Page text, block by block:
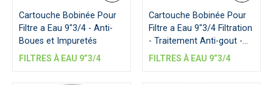
Cartouche Bobinée Pour
Filtre a Eau 9"3/4 - Anti-
Boues et Impuretés
FILTRES À EAU 9”3/4
Cartouche Bobinée Pour
Filtre a Eau 9"3/4 Filtration
- Traitement Anti-gout -
Anti-odeur -Anti-Boues
FILTRES À EAU 9”3/4